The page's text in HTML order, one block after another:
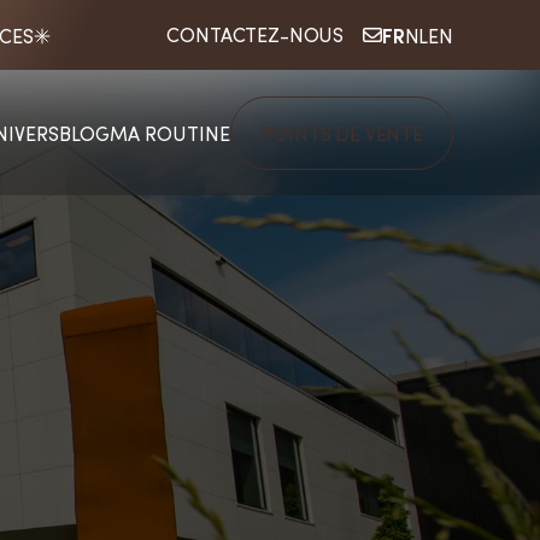
CONTACTEZ-NOUS FRNLEN
BLOGMA ROUTINE POINTS DE VENTE